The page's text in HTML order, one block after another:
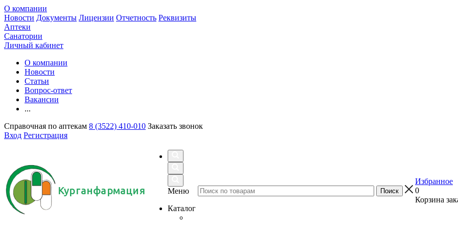
О компании
Новости Документы Лицензии Отчетность Реквизиты
Аптеки
Санатории
Личный кабинет
О компании
Новости
Статьи
Вопрос-ответ
Вакансии
...
Справочная по аптекам 8 (3522) 410-010 Заказать звонок
Вход Регистрация
Курганфармация
Меню
Каталог
Избранное
0
Корзина